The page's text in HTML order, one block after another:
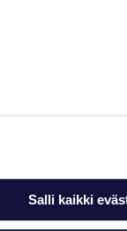
Salli kaikki